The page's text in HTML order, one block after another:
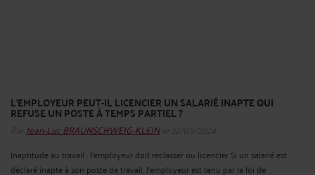
L'EMPLOYEUR PEUT-IL LICENCIER UN SALARIÉ INAPTE QUI
REFUSE UN POSTE À TEMPS PARTIEL ?
Par Jean-Luc BRAUNSCHWEIG-KLEINle 22/03/2024
Inaptitude au travail : l’employeur doit reclasser ou licencier Si un salarié est
déclaré inapte à son poste de travail, l’employeur est tenu par la loi de